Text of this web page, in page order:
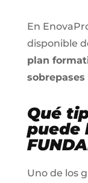
En
disponible
plan
Qué
puede
Uno de los